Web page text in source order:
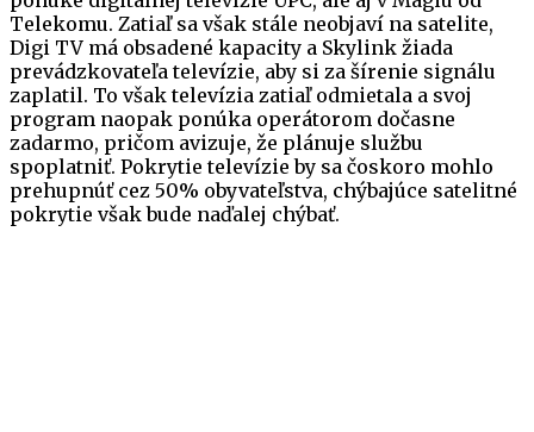
Telekomu. Zatiaľ sa však stále neobjaví na satelite,
Digi TV má obsadené kapacity a Skylink žiada
prevádzkovateľa televízie, aby si za šírenie signálu
zaplatil. To však televízia zatiaľ odmietala a svoj
program naopak ponúka operátorom dočasne
zadarmo, pričom avizuje, že plánuje službu
spoplatniť. Pokrytie televízie by sa čoskoro mohlo
prehupnúť cez 50% obyvateľstva, chýbajúce satelitné
pokrytie však bude naďalej chýbať.